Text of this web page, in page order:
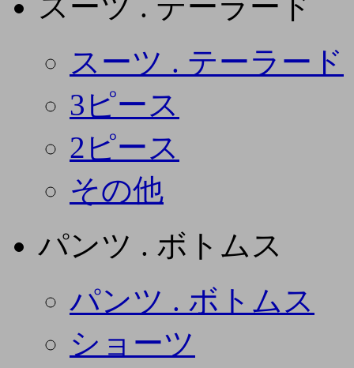
スーツ . テーラード
スーツ . テーラード
3ピース
2ピース
その他
パンツ . ボトムス
パンツ . ボトムス
ショーツ